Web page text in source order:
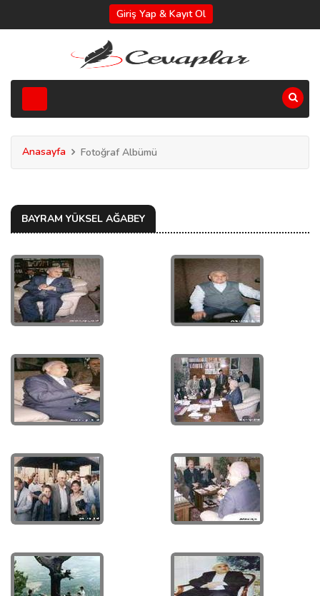
Giriş Yap & Kayıt Ol
Anasayfa Fotoğraf Albümü
BAYRAM YÜKSEL AĞABEY